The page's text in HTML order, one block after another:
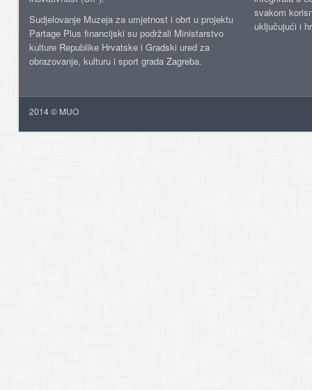
Sudjelovanje Muzeja za umjetnost i obrt u projektu
Partage Plus financijski su podržali Ministarstvo
kulture Republike Hrvatske i Gradski ured za
obrazovanje, kulturu i sport grada Zagreba.
svakom
uključujući i
2014 © MUO